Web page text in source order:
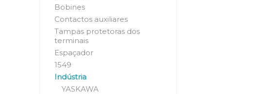
Bobines
Contactos auxiliares
Tampas protetoras dos
terminais
Espaçador
1549
Indústria
YASKAWA